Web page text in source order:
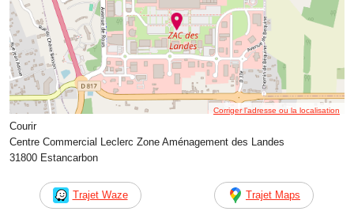
Corriger l’adresse ou la localisation
Courir
Centre Commercial Leclerc Zone Aménagement des Landes
31800 Estancarbon
Trajet Waze Trajet Maps